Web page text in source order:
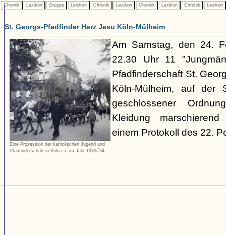
Chronik Lexikon Gruppe Lexikon Chronik Lexikon Chronik Lexikon Chronik Lexikon
St. Georgs-Pfadfinder Herz Jesu Köln-Mülheim
Eine Prozession der katholischen Jugend und
Pfadfinderschaft in Köln ca. im Jahr 1933/`34
Am Samstag, den 24.
22.30 Uhr 11
Pfadfinderschaft St.
Köln-Mülheim, auf der
geschlossener
Kleidung
einem Protokoll des 22.